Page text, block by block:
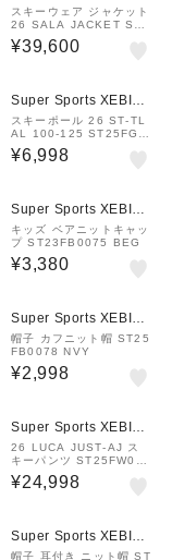
&mall店
スキーウェア ジャケット
26 SALA JACKET ST2
5FW0020 IC/BL
¥39,600
Super Sports XEBIO
&mall店
スキーポール 26 ST‐TL
AL 100‐125 ST25FG0
027 TQ/CH
¥6,998
Super Sports XEBIO
&mall店
キッズ ベアニットキャッ
プ ST23FB0075 BEG
¥3,380
Super Sports XEBIO
&mall店
帽子 カフニット帽 ST25
FB0078 NVY
¥2,998
Super Sports XEBIO
&mall店
26 LUCA JUST‐AJ ス
キーパンツ ST25FW001
9 BLK
¥24,998
Super Sports XEBIO
&mall店
帽子 耳付き ニット帽 ST